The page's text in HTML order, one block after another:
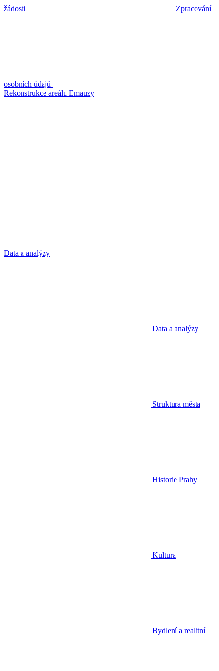
žádosti Zpracování
osobních údajů
Rekonstrukce areálu Emauzy
Data a analýzy
Data a analýzy
Struktura města
Historie Prahy
Kultura
Bydlení a realitní